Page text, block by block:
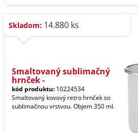
Skladom: 14.880 ks
Smaltovaný sublimačný
hrnček -
kód produktu: 10224534
Smaltovaný kovový retro hrnček so
sublimačnou vrstvou. Objem 350 ml.